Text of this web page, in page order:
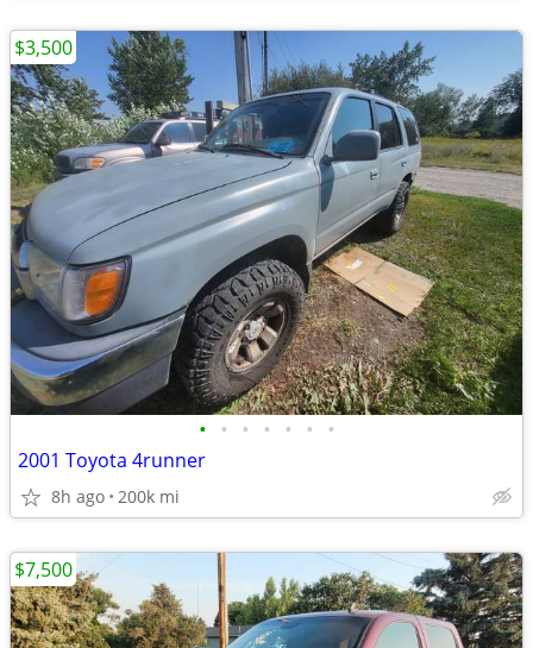
• • • • • • •
2001 Toyota 4runner
8h ago 200k mi
$3,500
$7,500